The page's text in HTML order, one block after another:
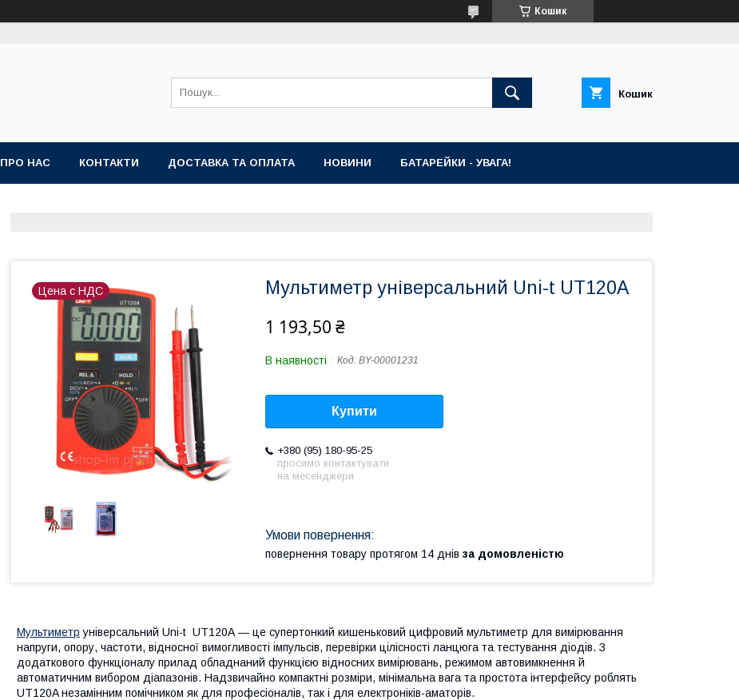
Кошик
Кошик
ПРО НАС КОНТАКТИ ДОСТАВКА ТА ОПЛАТА НОВИНИ БАТАРЕЙКИ - УВАГА!
Цена с НДС Мультиметр універсальний Uni-t UT120A
1 193,50 ₴
В наявності Код: BY-00001231
Купити
+380 (95) 180-95-25
просимо контактувати
на месенджери
повернення товару протягом 14 днів за домовленістю
Мультиметр універсальний Uni-t UT120A — це супертонкий кишеньковий цифровий мультиметр для вимірювання
напруги, опору, частоти, відносної вимогливості імпульсів, перевірки цілісності ланцюга та тестування діодів. З
додаткового функціоналу прилад обладнаний функцією відносних вимірювань, режимом автовимкнення й
автоматичним вибором діапазонів. Надзвичайно компактні розміри, мінімальна вага та простота інтерфейсу роблять
UT120A незамінним помічником як для професіоналів, так і для електроніків-аматорів.